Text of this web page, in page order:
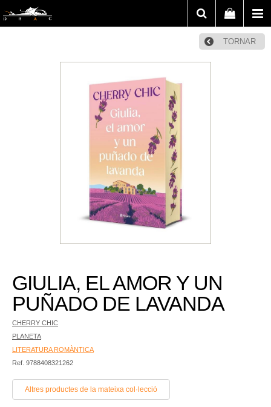
TORNAR
GIULIA, EL AMOR Y UN
PUÑADO DE LAVANDA
CHERRY CHIC
PLANETA
LITERATURA ROMÀNTICA
Ref. 9788408321262
Altres productes de la mateixa col·lecció